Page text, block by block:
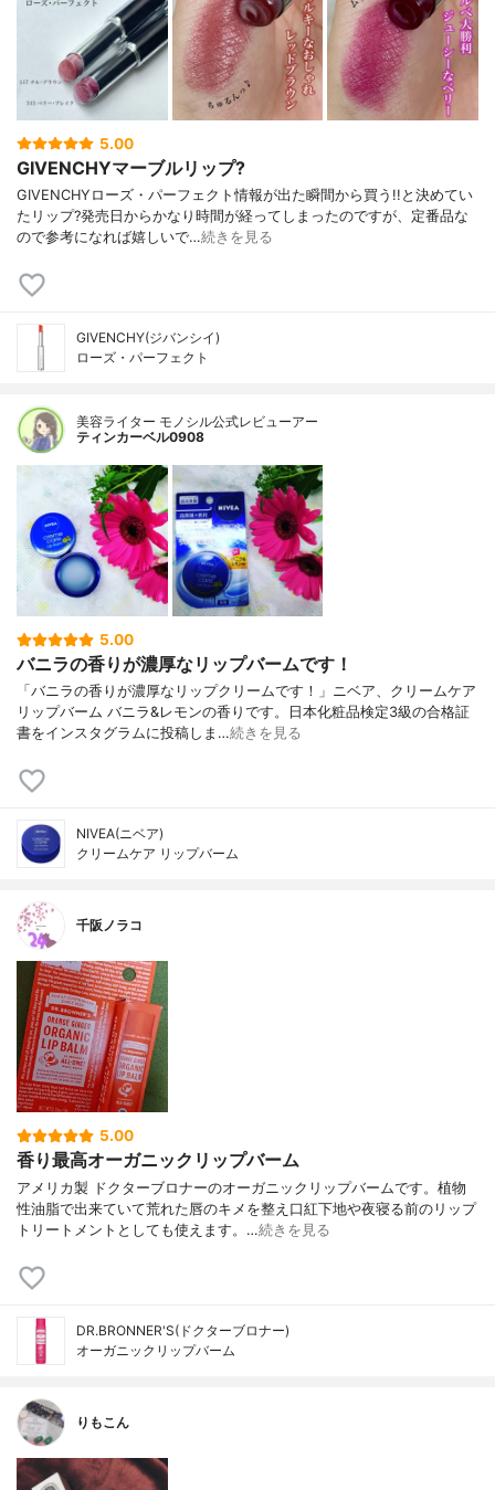
5.00
GIVENCHYマーブルリップ?
GIVENCHYローズ・パーフェクト情報が出た瞬間から買う!!と決めてい
たリップ?発売日からかなり時間が経ってしまったのですが、定番品な
ので参考になれば嬉しいで…続きを見る
GIVENCHY(ジバンシイ)
ローズ・パーフェクト
美容ライター モノシル公式レビューアー
ティンカーベル0908
5.00
バニラの香りが濃厚なリップバームです！
「バニラの香りが濃厚なリップクリームです！」ニベア、クリームケア
リップバーム バニラ&レモンの香りです。日本化粧品検定3級の合格証
書をインスタグラムに投稿しま…続きを見る
NIVEA(ニベア)
クリームケア リップバーム
千阪ノラコ
5.00
香り最高オーガニックリップバーム
アメリカ製 ドクターブロナーのオーガニックリップバームです。植物
性油脂で出来ていて荒れた唇のキメを整え口紅下地や夜寝る前のリップ
トリートメントとしても使えます。…続きを見る
DR.BRONNER'S(ドクターブロナー)
オーガニックリップバーム
りもこん